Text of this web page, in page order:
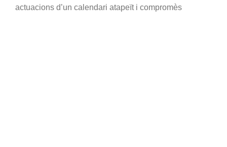
actuacions d’un calendari atapeït i compromès